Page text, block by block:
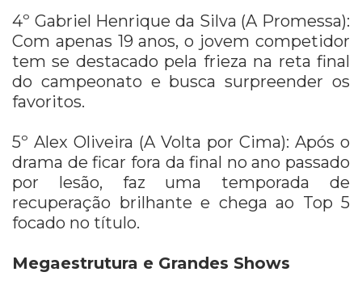
4º Gabriel Henrique da Silva (A Promessa):
Com apenas 19 anos, o jovem competidor
tem se destacado pela frieza na reta final
do campeonato e busca surpreender os
favoritos.
5º Alex Oliveira (A Volta por Cima): Após o
drama de ficar fora da final no ano passado
por lesão, faz uma temporada de
recuperação brilhante e chega ao Top 5
focado no título.
Megaestrutura e Grandes Shows